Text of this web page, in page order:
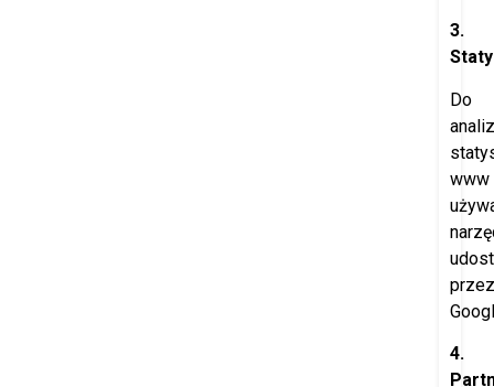
3.
Do
www
przez
4.